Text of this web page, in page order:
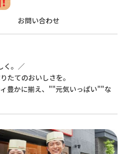
お問い合わせ
く。／
たてのおいしさを。
豊かに揃え、""元気いっぱい""な